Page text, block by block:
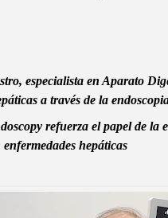
especialista en Aparato
a través de la
refuerza el papel de la
hepáticas